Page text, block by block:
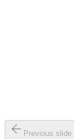
Previous slide